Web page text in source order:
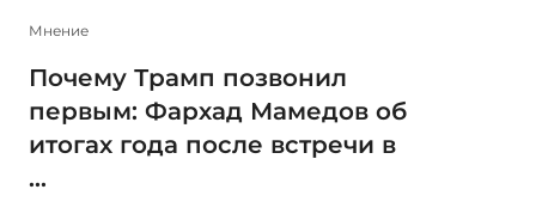
Мнение
Почему Трамп позвонил
первым: Фархад Мамедов об
итогах года после встречи в
...